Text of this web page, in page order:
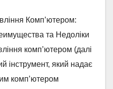
Комп’ютером:
та Недоліки
комп’ютером (далі
інструмент, який надає
комп’ютером